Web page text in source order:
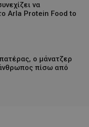
να
Arla Protein Food to
ο μάνατζερ
πίσω από